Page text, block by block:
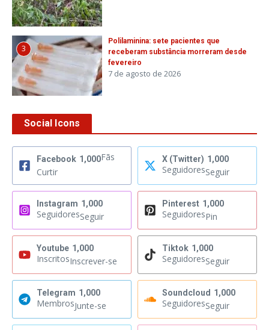
3
Polilaminina: sete pacientes que
receberam substância morreram desde
fevereiro
7 de agosto de 2026
Social Icons
Facebook 1,000Fãs
Curtir
X (Twitter) 1,000
SeguidoresSeguir
Instagram 1,000
SeguidoresSeguir
Pinterest 1,000
SeguidoresPin
Youtube 1,000
InscritosInscrever-se
Tiktok 1,000
SeguidoresSeguir
Telegram 1,000
MembrosJunte-se
Soundcloud 1,000
SeguidoresSeguir